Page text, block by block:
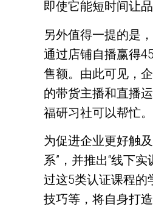
即使它能短时间让
另外值得一提的是
通过店铺自播赢得
售额。由此可见，
的带货主播和直播
福研习社可以帮忙。
为促进企业更好触
系”，并推出“线下
过这5类认证课程的
技巧等，将自身打